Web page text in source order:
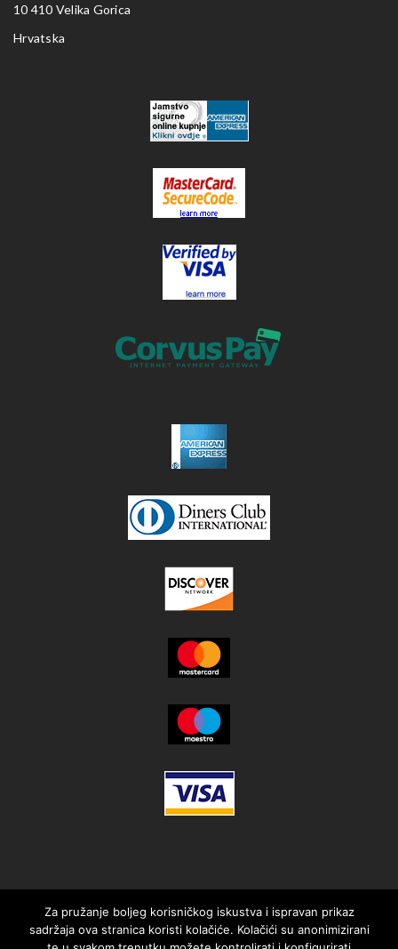
10 410 Velika Gorica
Hrvatska
Za pružanje boljeg korisničkog iskustva i ispravan prikaz
sadržaja ova stranica koristi kolačiće. Kolačići su anonimizirani